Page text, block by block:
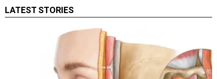
LATEST STORIES